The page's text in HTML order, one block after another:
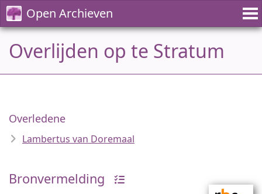
Open Archieven
Overlijden op te Stratum
Overledene
Lambertus van Doremaal
Bronvermelding